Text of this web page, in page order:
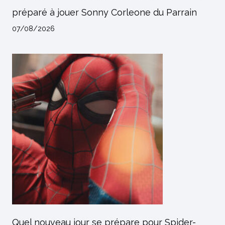
préparé à jouer Sonny Corleone du Parrain
07/08/2026
Quel nouveau jour se prépare pour Spider-